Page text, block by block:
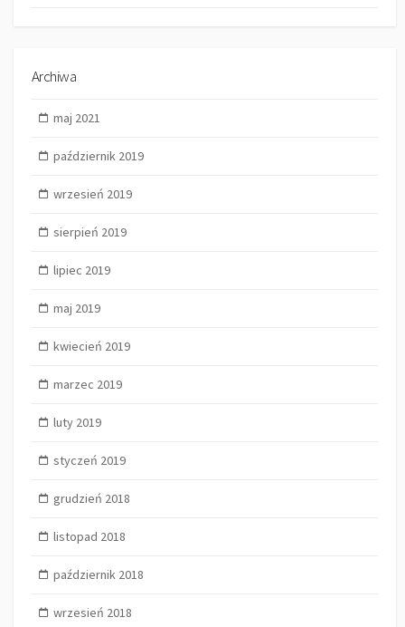
Archiwa
maj 2021
październik 2019
wrzesień 2019
sierpień 2019
lipiec 2019
maj 2019
kwiecień 2019
marzec 2019
luty 2019
styczeń 2019
grudzień 2018
listopad 2018
październik 2018
wrzesień 2018